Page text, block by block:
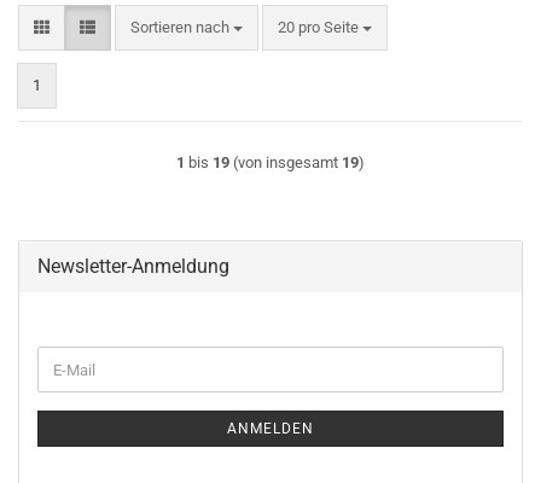
Sortieren nach
Sortieren nach 20 pro Seite
pro Seite
1
1 bis 19 (von insgesamt 19)
Newsletter-Anmeldung
ZUR
E-
Mail
ANMELDEN